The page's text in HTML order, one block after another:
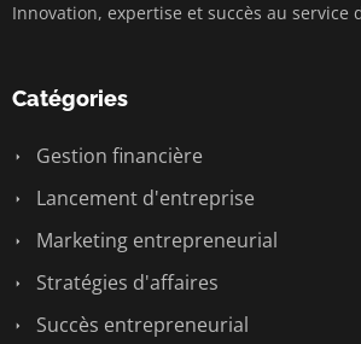
Innovation, expertise et succès au service
Catégories
Gestion financière
Lancement d'entreprise
Marketing entrepreneurial
Stratégies d'affaires
Succès entrepreneurial